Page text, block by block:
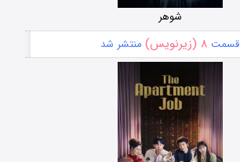
شوهر
قسمت ۸ (زیرنویس) منتشر شد